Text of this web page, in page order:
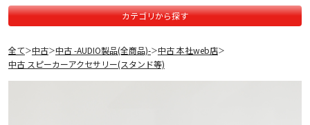
カテゴリから探す
全て＞中古＞中古 -AUDIO製品(全商品)-＞中古 本社web店＞
中古 スピーカーアクセサリー(スタンド等)